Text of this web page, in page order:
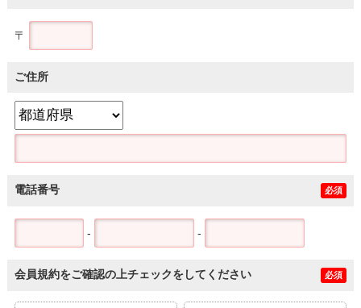
〒
ご住所
電話番号 必須
- -
会員規約をご確認の上チェックをしてください 必須